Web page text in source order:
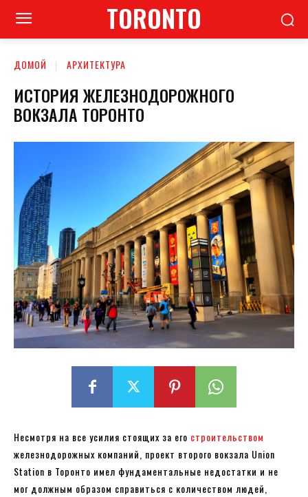
TORONTO
ДОМОЙ АРХИТЕКТУРА
ИСТОРИЯ ЖЕЛЕЗНОДОРОЖНОГО
ВОКЗАЛА ТОРОНТО
Несмотря на все усилия стоящих за его строительством
железнодорожных компаний, проект второго вокзала Union
Station в Торонто имел фундаментальные недостатки и не
мог должным образом справиться с количеством людей,